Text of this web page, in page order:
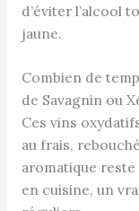
d’éviter l’alcool
jaune.
Combien de
de Savagnin ou
Ces vins
au frais,
aromatique
en cuisine, un